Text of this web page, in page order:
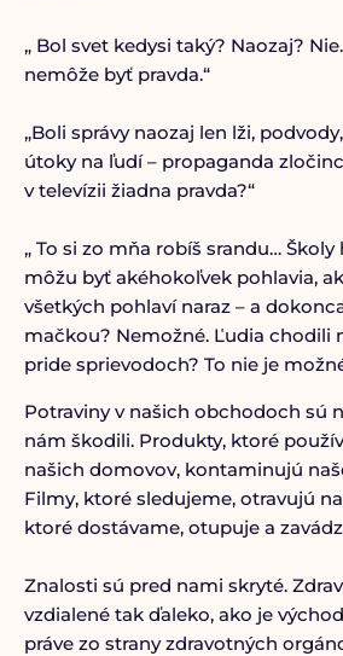
„ Bol svet kedysi taký? Naozaj?
nemôže byť pravda.“
„Boli správy naozaj len lži,
útoky na ľudí – propaganda
v televízii žiadna pravda?“
„ To si zo mňa robíš srandu…
môžu byť akéhokoľvek pohlavia,
všetkých pohlaví naraz – a
mačkou? Nemožné. Ľudia chodili
pride sprievodoch? To nie je
Potraviny v našich obchodoch sú
nám škodili. Produkty, ktoré
našich domovov, kontaminujú
Filmy, ktoré sledujeme, otravujú
ktoré dostávame, otupuje a
Znalosti sú pred nami skryté.
vzdialené tak ďaleko, ako je
práve zo strany zdravotných